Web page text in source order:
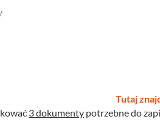
Tutaj
3 dokumenty potrzebne do